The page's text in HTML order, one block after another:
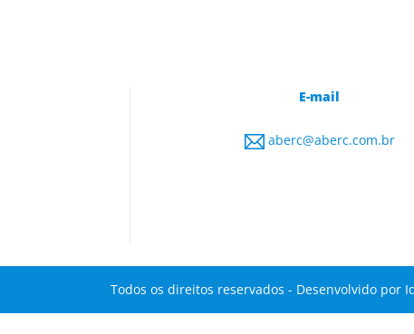
E-mail
aberc@aberc.com.br
Todos os direitos reservados - Desenvolvido por